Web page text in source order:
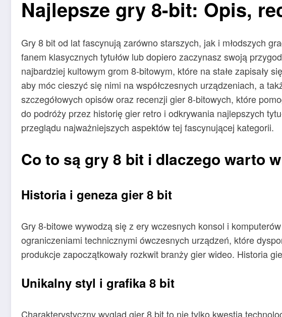
Najlepsze gry 8-bit: Opis,
Gry 8 bit od lat fascynują zarówno starszych, jak i młodszych
fanem klasycznych tytułów lub dopiero zaczynasz swoją
najbardziej kultowym grom 8-bitowym, które na stałe zapisały
aby móc cieszyć się nimi na współczesnych urządzeniach, a
szczegółowych opisów oraz recenzji gier 8-bitowych, które
do podróży przez historię gier retro i odkrywania najlepszych
przeglądu najważniejszych aspektów tej fascynującej kategorii.
Co to są gry 8 bit i dlaczego warto
Historia i geneza gier 8 bit
Gry 8-bitowe wywodzą się z ery wczesnych konsol i
ograniczeniami technicznymi ówczesnych urządzeń, które
produkcje zapoczątkowały rozkwit branży gier wideo. Historia
Unikalny styl i grafika 8 bit
Charakterystyczny wygląd gier 8 bit to nie tylko kwestia